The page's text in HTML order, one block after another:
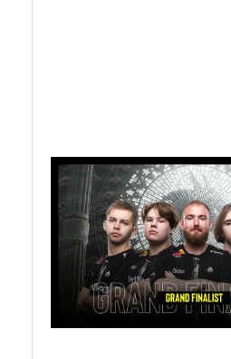
23/07 10:25
VP veio para vencer
23/07 09:27
TYLOO escorrega na